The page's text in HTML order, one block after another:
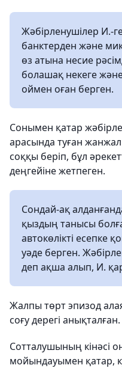
Жәбірленушілер И.-
банктерден және
өз атына несие
болашақ некеге және
оймен оған берген.
Сонымен қатар
арасында туған
соққы беріп, бұл
деңгейіне жетпеген.
Сондай-ақ
қыздың танысы
автокөлікті есепке
уәде берген.
деп ақша алып, И.
Жалпы төрт эпизод
соғу дерегі анықталған.
Сотталушының кінәсі
мойындауымен қатар,